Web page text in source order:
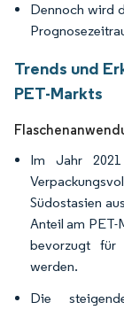
Dennoch wird
Trends und
PET-Markts
Im Jahr
Südostasien
Anteil am PET-
bevorzugt für
werden.
Die